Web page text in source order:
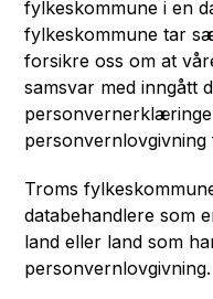
fylkeskommune i en
fylkeskommune tar
forsikre oss om at
samsvar med inngått
personvernlovgivning
Troms
databehandlere som
land eller land som
personvernlovgivning.